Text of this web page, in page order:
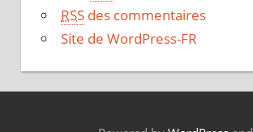
RSS des commentaires
Site de WordPress-FR